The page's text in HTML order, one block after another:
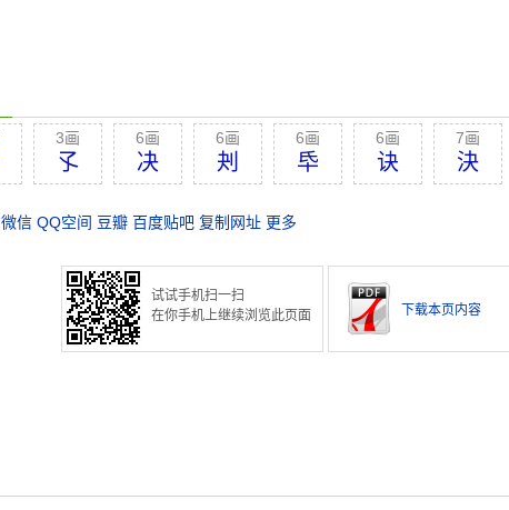
3画
孓
6画
决
6画
刔
6画
氒
6画
诀
7画
決
微信 QQ空间 豆瓣 百度贴吧 复制网址 更多
试试手机扫一扫
在你手机上继续浏览此页面
下载本页内容